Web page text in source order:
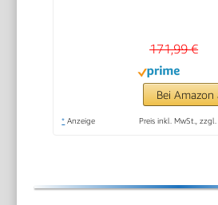
171,99 €
Bei Amazon
* Anzeige Preis inkl. MwSt.,